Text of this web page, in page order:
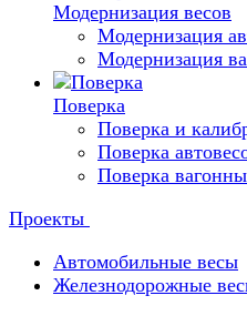
Модернизация весов
Модернизация
Модернизация
Поверка
Поверка и
Поверка
Поверка
Проекты
Автомобильные весы
Железнодорожные